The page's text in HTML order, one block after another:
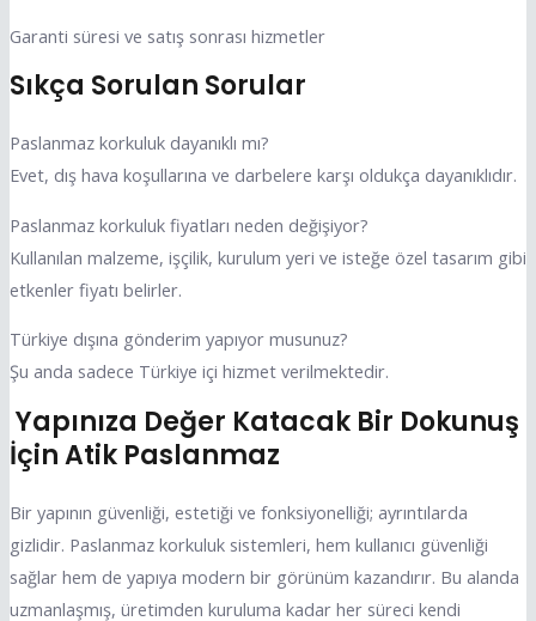
Garanti süresi ve satış sonrası hizmetler
Sıkça Sorulan Sorular
Paslanmaz korkuluk dayanıklı mı?
Evet, dış hava koşullarına ve darbelere karşı oldukça dayanıklıdır.
Paslanmaz korkuluk fiyatları neden değişiyor?
Kullanılan malzeme, işçilik, kurulum yeri ve isteğe özel tasarım gibi
etkenler fiyatı belirler.
Türkiye dışına gönderim yapıyor musunuz?
Şu anda sadece Türkiye içi hizmet verilmektedir.
Yapınıza Değer Katacak Bir Dokunuş
İçin Atik Paslanmaz
Bir yapının güvenliği, estetiği ve fonksiyonelliği; ayrıntılarda
gizlidir. Paslanmaz korkuluk sistemleri, hem kullanıcı güvenliği
sağlar hem de yapıya modern bir görünüm kazandırır. Bu alanda
uzmanlaşmış, üretimden kuruluma kadar her süreci kendi